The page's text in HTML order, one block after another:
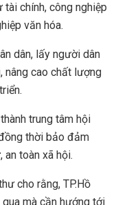
tài chính, công nghiệp
văn hóa.
dân, lấy người dân
nâng cao chất lượng
trung tâm hội
thời bảo đảm
an toàn xã hội.
cho rằng, TP.Hồ
mà cần hướng tới